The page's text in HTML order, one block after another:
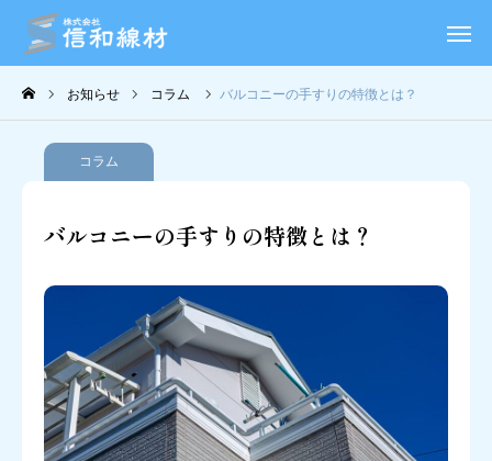
お知らせ コラム バルコニーの手すりの特徴とは？
コラム
バルコニーの手すりの特徴とは？
事業内容
会社概要
お問い合わせ